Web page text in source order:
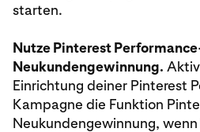
starten.
Nutze Pinterest
Neukundengewinnung.
Einrichtung deiner Pinterest
Kampagne die Funktion
Neukundengewinnung,